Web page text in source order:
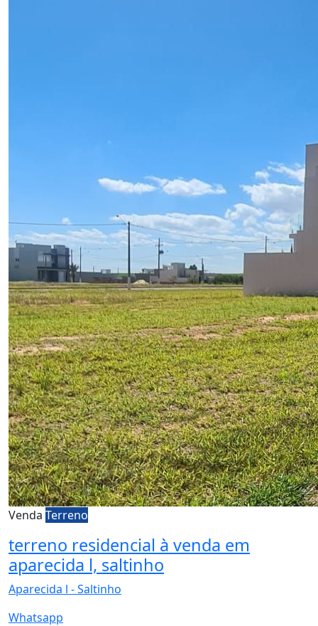
Venda Terreno
terreno residencial à venda em
aparecida l, saltinho
Aparecida l - Saltinho
Whatsapp